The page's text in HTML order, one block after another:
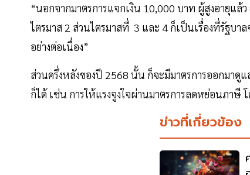
“นอกจากมาตรการแจกเงิน 10,000 บาท ผู้สูงอายุแล้
ไตรมาส 2 ส่วนไตรมาสที่ 3 และ 4 ก็เป็นเรื่องที่รัฐบา
อย่างต่อเนื่อง”
ส่วนครึ่งหลังของปี 2568 นั้น ก็จะมีมาตรการออกมาดูแ
ก็ได้ เช่น การให้แรงจูงใจผ่านมาตรการลดหย่อนภาษี
ข่าวที่เกี่ยวข้อง